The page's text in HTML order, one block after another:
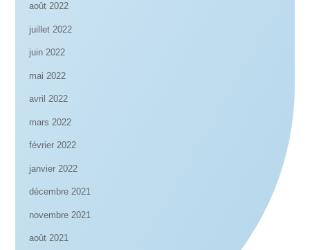
août 2022
juillet 2022
juin 2022
mai 2022
avril 2022
mars 2022
février 2022
janvier 2022
décembre 2021
novembre 2021
août 2021